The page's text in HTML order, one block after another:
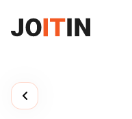
content